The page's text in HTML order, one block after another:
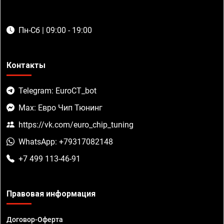
Пн-Сб | 09:00 - 19:00
Контакты
Telegram: EuroCT_bot
Max: Евро Чип Тюнинг
https://vk.com/euro_chip_tuning
WhatsApp: +79317082148
+7 499 113-46-91
Правовая информация
Договор-Оферта